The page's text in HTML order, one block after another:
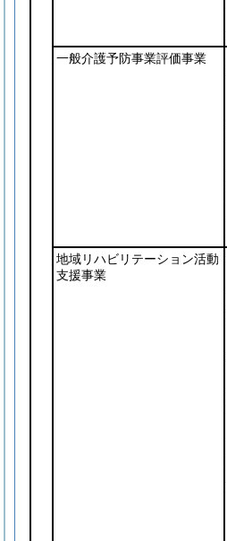
一般介護予防事業評価事業
地域リハビリテーション活動
支援事業